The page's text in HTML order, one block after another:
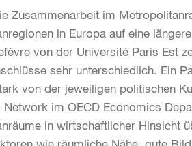
Zusammenarbeit im
in Europa auf eine
von der Université Paris Est
sehr unterschiedlich. Ein
von der jeweiligen politischen
Network im OECD Economics
in wirtschaftlicher Hinsicht